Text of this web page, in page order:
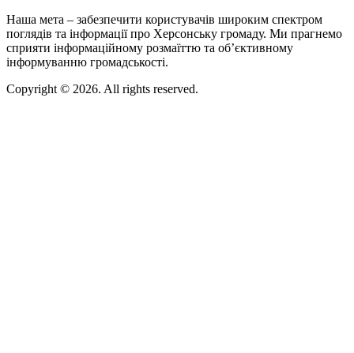
Наша мета – забезпечити користувачів широким спектром
поглядів та інформації про Херсонську громаду. Ми прагнемо
сприяти інформаційному розмаїттю та об’єктивному
інформуванню громадськості.
Copyright © 2026. All rights reserved.